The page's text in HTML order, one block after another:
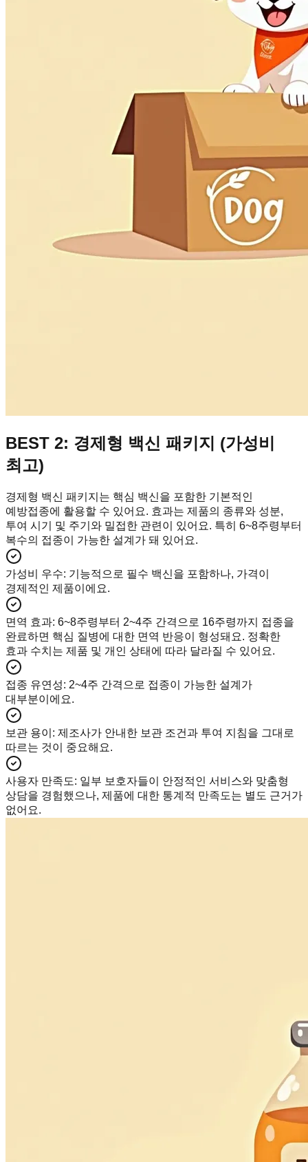
BEST 2: 경제형 백신 패키지 (가성비
최고)
경제형 백신 패키지는 핵심 백신을 포함한 기본적인
예방접종에 활용할 수 있어요. 효과는 제품의 종류와 성분,
투여 시기 및 주기와 밀접한 관련이 있어요. 특히 6~8주령부터
복수의 접종이 가능한 설계가 돼 있어요.
가성비 우수: 기능적으로 필수 백신을 포함하나, 가격이
경제적인 제품이에요.
면역 효과: 6~8주령부터 2~4주 간격으로 16주령까지 접종을
완료하면 핵심 질병에 대한 면역 반응이 형성돼요. 정확한
효과 수치는 제품 및 개인 상태에 따라 달라질 수 있어요.
접종 유연성: 2~4주 간격으로 접종이 가능한 설계가
대부분이에요.
보관 용이 : 제조사가 안내한 보관 조건과 투여 지침을 그대로
따르는 것이 중요해요.
사용자 만족도: 일부 보호자들이 안정적인 서비스와 맞춤형
상담을 경험했으나, 제품에 대한 통계적 만족도는 별도 근거가
없어요.